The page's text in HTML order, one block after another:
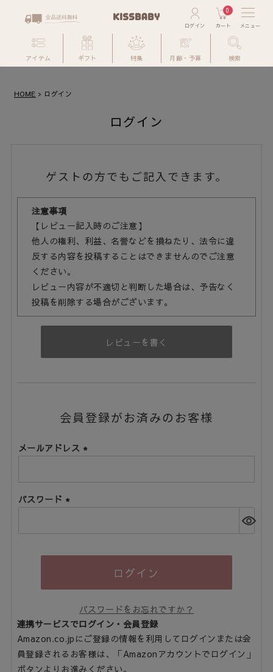
0
アイテム ギフト 特集 月齢・予算 検索
HOME ログイン
ログイン
ゲストの方でもご記入できます。
注意事項
【レビュー記入時のご注意】
他人の権利、利益、名誉などを損ねたり、法令に違
反する内容を投稿することはできませんのでご注意
ください。
レビュー内容が不適切と判断した場合は、予告なく
投稿を削除する場合がございます。
レビューを書く
会員登録がお済みのお客様
メールアドレス
須)
パスワード
須)
ログイン
パスワードをお忘れですか？
連携サービスでログイン・会員登録
Amazon.co.jpにご登録の情報を利用してログインまたは会
員登録されるお客様は、「Amazonアカウントでログイン」
ボタンよりお進みください。